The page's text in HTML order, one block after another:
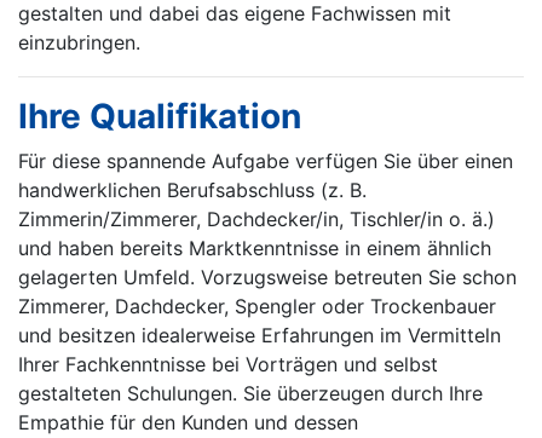
gestalten und dabei das eigene Fachwissen mit
einzubringen.
Ihre Qualifikation
Für diese spannende Aufgabe verfügen Sie über einen
handwerklichen Berufsabschluss (z. B.
Zimmerin/Zimmerer, Dachdecker/in, Tischler/in o. ä.)
und haben bereits Marktkenntnisse in einem ähnlich
gelagerten Umfeld. Vorzugsweise betreuten Sie schon
Zimmerer, Dachdecker, Spengler oder Trockenbauer
und besitzen idealerweise Erfahrungen im Vermitteln
Ihrer Fachkenntnisse bei Vorträgen und selbst
gestalteten Schulungen. Sie überzeugen durch Ihre
Empathie für den Kunden und dessen